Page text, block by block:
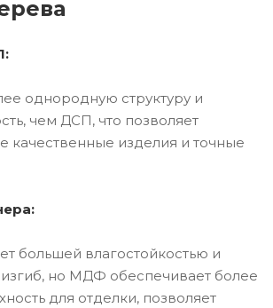
однородную структуру и
чем ДСП, что позволяет
качественные изделия и точные
большей влагостойкостью и
но МДФ обеспечивает более
для отделки, позволяет